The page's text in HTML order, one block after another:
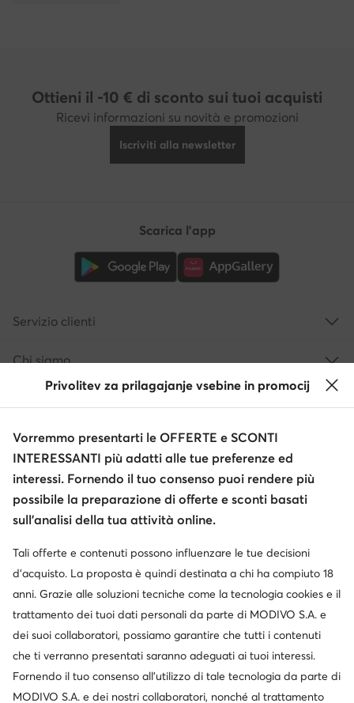
Ottieni il -10 € di sconto sui tuoi acquisti
Ricevi informazioni su novità e promozioni
Iscriviti alla newsletter
Cambia paese: Italia (IT)
Scarica l'app
Servizio clienti
Chi siamo
© escarpe.it 2026
Modifica impostazioni
Informativa sulla privacy
Protezione dei dati
Privolitev za prilagajanje vsebine in promocij
Vorremmo presentarti le OFFERTE e SCONTI
INTERESSANTI più adatti alle tue preferenze ed
interessi. Fornendo il tuo consenso puoi rendere più
possibile la preparazione di offerte e sconti basati
sull’analisi della tua attività online.
Tali offerte e contenuti possono influenzare le tue decisioni
d’acquisto. La proposta è quindi destinata a chi ha compiuto 18
anni. Grazie alle soluzioni tecniche come la tecnologia cookies e il
trattamento dei tuoi dati personali da parte di MODIVO S.A. e
dei suoi collaboratori, possiamo garantire che tutti i contenuti
che ti verranno presentati saranno adeguati ai tuoi interessi.
Fornendo il tuo consenso all’utilizzo di tale tecnologia da parte di
MODIVO S.A. e dei nostri collaboratori, nonché al trattamento